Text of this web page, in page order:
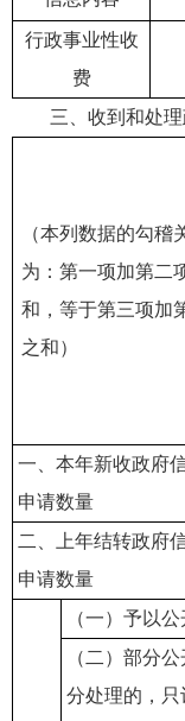
行政事业性收
费
三、收到和处
（本列数据的勾稽
为：第一项加第二
和，等于第三项加
之和）
一、本年新收政府
申请数量
二、上年结转政府
申请数量
（一）予以公
（二）部分
分处理的，只